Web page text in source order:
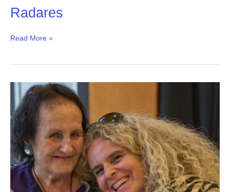
Radares
Read More »
Acompañamiento
presencial